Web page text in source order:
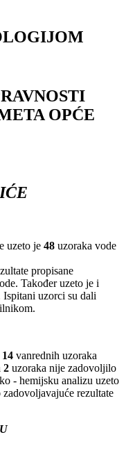
OPĆE
uzeto je 48 uzoraka vode
propisane
Također uzeto je i
uzorci su dali
14 vanrednih uzoraka
2 uzoraka nije zadovoljilo
- hemijsku analizu uzeto
rezultate